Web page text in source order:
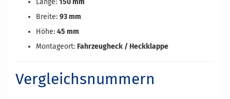
Länge: 150 mm
Breite: 93 mm
Höhe: 45 mm
Montageort: Fahrzeugheck / Heckklappe
Vergleichsnummern